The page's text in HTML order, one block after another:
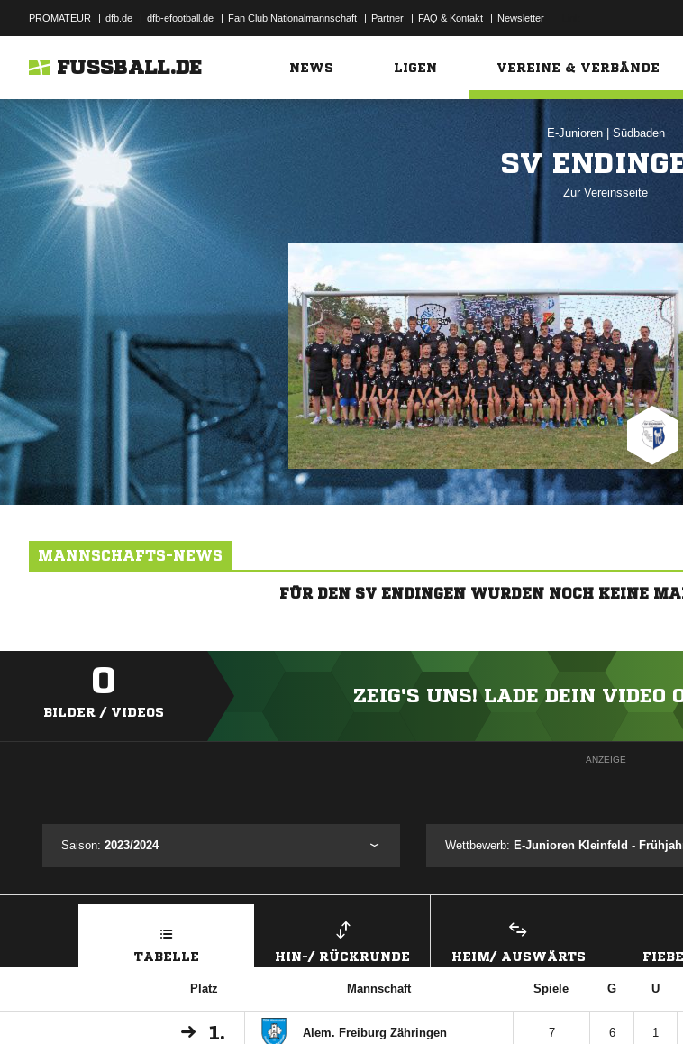
PROMATEUR | dfb.de | dfb-efootball.de | Fan Club Nationalmannschaft | Partner | FAQ & Kontakt | Newsletter
FUSSBALL.DE NEWS LIGEN VEREINE & VERBÄNDE
E-Junioren Südbaden
SV
Zur Vereinsseite
MANNSCHAFTS-NEWS
FÜR DEN SV ENDINGEN WURDEN NOCH KEINE
0
BILDER / VIDEOS
ZEIG'S UNS! LADE DEIN VIDEO
ANZEIGE
Saison: 2023/2024 Wettbewerb: E-Junioren Kleinfeld -
TABELLE HIN-/ RÜCKRUNDE HEIM/ AUSWÄRTS
Platz Mannschaft Spiele G U
1. Alem. Freiburg Zähringen 7 6 1